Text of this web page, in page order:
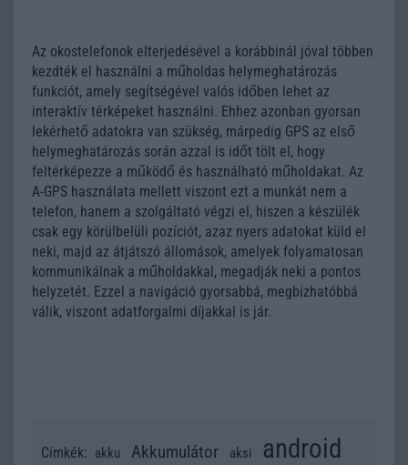
Az okostelefonok elterjedésével a korábbinál jóval többen
kezdték el használni a műholdas helymeghatározás
funkciót, amely segítségével valós időben lehet az
interaktív térképeket használni. Ehhez azonban gyorsan
lekérhető adatokra van szükség, márpedig GPS az első
helymeghatározás során azzal is időt tölt el, hogy
feltérképezze a működő és használható műholdakat. Az
A-GPS használata mellett viszont ezt a munkát nem a
telefon, hanem a szolgáltató végzi el, hiszen a készülék
csak egy körülbelüli pozíciót, azaz nyers adatokat küld el
neki, majd az átjátszó állomások, amelyek folyamatosan
kommunikálnak a műholdakkal, megadják neki a pontos
helyzetét. Ezzel a navigáció gyorsabbá, megbízhatóbbá
válik, viszont adatforgalmi díjakkal is jár.
Címkék: akku Akkumulátor aksi android